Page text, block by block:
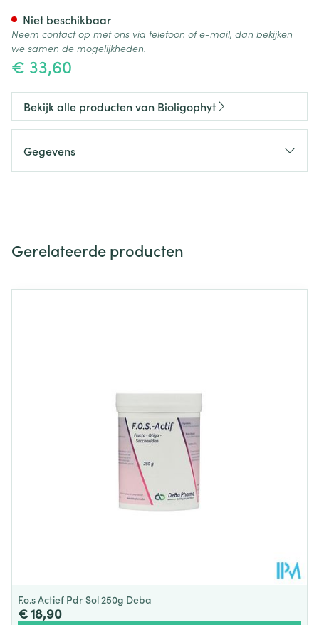
€ 33,60
Niet beschikbaar
Neem contact op met ons via telefoon of e-mail, dan bekijken
we samen de mogelijkheden.
Bekijk alle producten van Bioligophyt
Gegevens
Merken Bioligophyt
Kamertemperatuur (15°C - 25°C)
Gerelateerde producten
F.o.s Actief Pdr Sol 250g Deba
€ 18,90